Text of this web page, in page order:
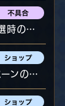
【精練福袋】一部カテゴリ内における抽選時の挙動の不具合について
[雫玉ショップ]6月5日実施中のキャンペーンのお知らせ